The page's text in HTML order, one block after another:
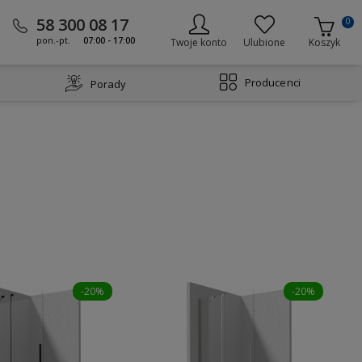
58 300 08 17
pon.-pt. 07:00 - 17:00 Twoje konto Ulubione Koszyk
0
Porady Producenci
-20% -20%